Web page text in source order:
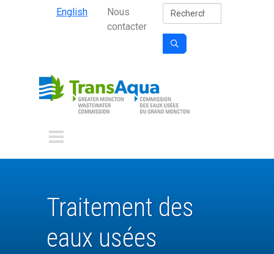
Aller au contenu principal
English Secondary Nav
Nous
contacter
Rechercher

Traitement des
eaux usées